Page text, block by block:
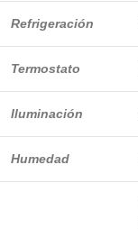
Refrigeración
Termostato
Iluminación
Humedad